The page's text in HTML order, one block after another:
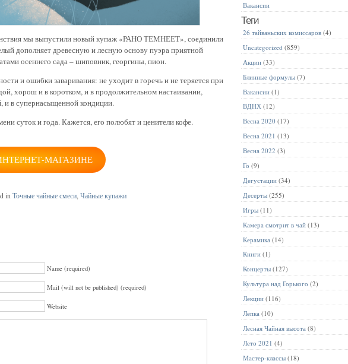
мы выпустили новый купаж «РАНО ТЕМНЕЕТ», соединили
дополняет древесную и лесную основу пуэра приятной
осеннего сада – шиповник, георгины, пион.
и ошибки заваривания: не уходит в горечь и не теряется при
хорош и в коротком, и в продолжительном настаивании,
и в супернасыщенной кондиции.
суток и года. Кажется, его полюбят и ценители кофе.
МАГАЗИНЕ
inТочные чайные смеси, Чайные купажи
Name (required)
Mail (will not be published) (required)
Website
Вакансии
Теги
26 тайваньских комиссаров (4)
Uncategorized (859)
Акции (33)
Блинные формулы (7)
Вакансии (1)
ВДНХ (12)
Весна 2020 (17)
Весна 2021 (13)
Весна 2022 (3)
Го (9)
Дегустации (34)
Десерты (255)
Игры (11)
Камера смотрит в чай (13)
Керамика (14)
Книги (1)
Концерты (127)
Культура над Горького (2)
Лекции (116)
Лепка (10)
Лесная Чайная высота (8)
Лето 2021 (4)
Мастер-классы (18)